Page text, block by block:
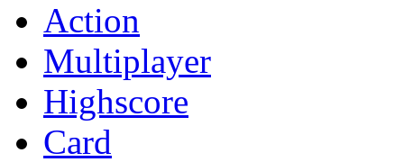
Action
Multiplayer
Highscore
Card